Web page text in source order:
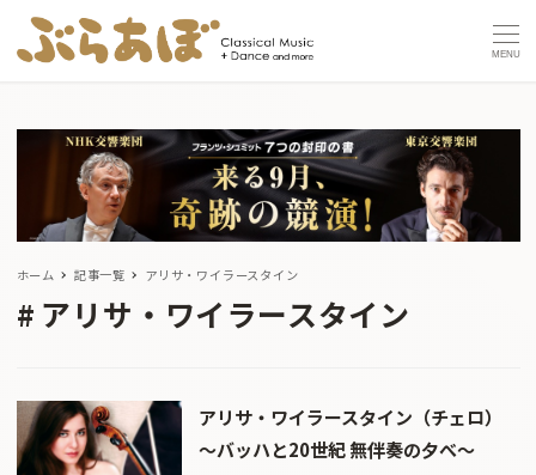
MENU
ホーム 記事一覧 アリサ・ワイラースタイン
アリサ・ワイラースタイン
アリサ・ワイラースタイン（チェロ）
〜バッハと20世紀 無伴奏の夕べ〜